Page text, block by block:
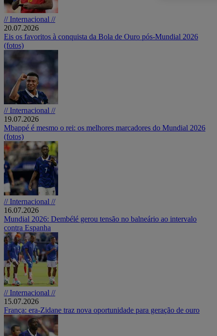
// Internacional //
20.07.2026
Eis os favoritos à conquista da Bola de Ouro pós-Mundial 2026
(fotos)
// Internacional //
19.07.2026
Mbappé é mesmo o rei: os melhores marcadores do Mundial 2026
(fotos)
// Internacional //
16.07.2026
Mundial 2026: Dembélé gerou tensão no balneário ao intervalo
contra Espanha
// Internacional //
15.07.2026
França: era-Zidane traz nova oportunidade para geração de ouro